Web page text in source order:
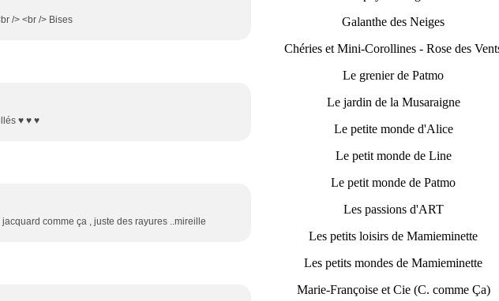
/> <br /> Bises
♥ ♥ ♥
comme ça , juste des rayures ..mireille
Galanthe des Neiges
Chéries et Mini-Corollines - Rose des
Le grenier de Patmo
Le jardin de la Musaraigne
Le petite monde d'Alice
Le petit monde de Line
Le petit monde de Patmo
Les passions d'ART
Les petits loisirs de Mamieminette
Les petits mondes de Mamieminette
Marie-Françoise et Cie (C. comme Ça)